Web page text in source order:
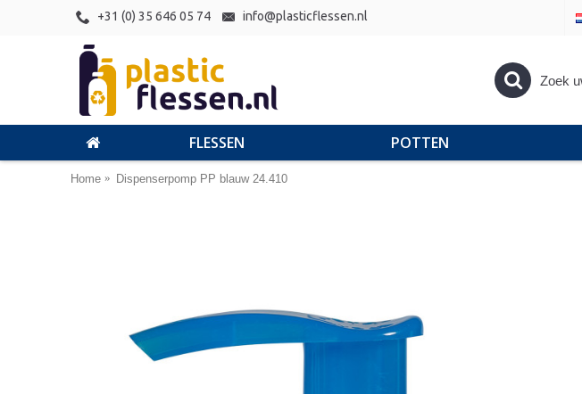
+31 (0) 35 646 05 74 info@plasticflessen.nl
FLESSEN POTTEN
Home Dispenserpomp PP blauw 24.410